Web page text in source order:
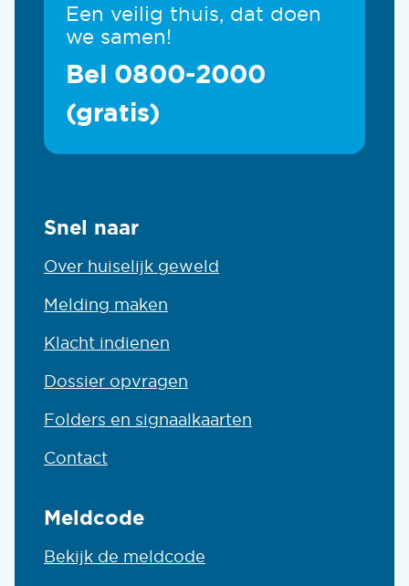
Snel naar
Over huiselijk geweld
Melding maken
Klacht indienen
Dossier opvragen
Folders en signaalkaarten
Contact
Meldcode
Bekijk de meldcode
Een veilig thuis, dat doen
we samen!
Bel 0800-2000
(gratis)